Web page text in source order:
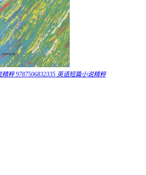
粹 9787506832335 英语短篇小说精粹